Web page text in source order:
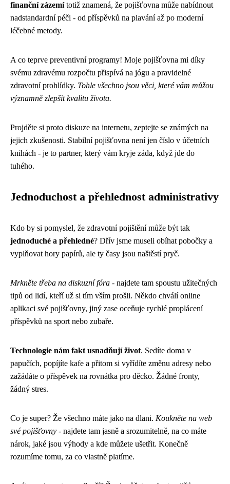
finanční zázemítotiž znamená, že pojišťovna může nabídnout
nadstandardní péči - od příspěvků na plavání až po moderní
léčebné metody.
A co teprve preventivní programy! Moje pojišťovna mi díky
svému zdravému rozpočtu přispívá na jógu a pravidelné
zdravotní prohlídky. Tohle všechno jsou věci, které vám můžou
významně zlepšit kvalitu života.
Projděte si proto diskuze na internetu, zeptejte se známých na
jejich zkušenosti. Stabilní pojišťovna není jen číslo v účetních
knihách - je to partner, který vám kryje záda, když jde do
tuhého.
Jednoduchost a přehlednost administrativy
Kdo by si pomyslel, že zdravotní pojištění může být tak
jednoduché a přehledné? Dřív jsme museli obíhat pobočky a
vyplňovat hory papírů, ale ty časy jsou naštěstí pryč.
Mrkněte třeba na diskuzní fóra - najdete tam spoustu užitečných
tipů od lidí, kteří už si tím vším prošli. Někdo chválí online
aplikaci své pojišťovny, jiný zase oceňuje rychlé proplácení
příspěvků na sport nebo zubaře.
Technologie nám fakt usnadňují život. Sedíte doma v
papučích, popíjíte kafe a přitom si vyřídíte změnu adresy nebo
zažádáte o příspěvek na rovnátka pro děcko. Žádné fronty,
žádný stres.
Co je super? Že všechno máte jako na dlani. Koukněte na web
své pojišťovny - najdete tam jasně a srozumitelně, na co máte
nárok, jaké jsou výhody a kde můžete ušetřit. Konečně
rozumíme tomu, za co vlastně platíme.